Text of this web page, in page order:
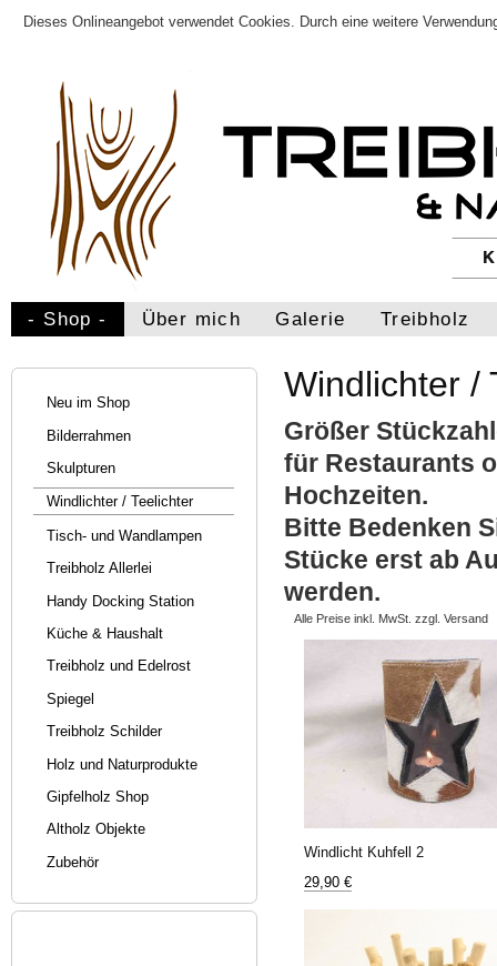
Dieses Onlineangebot verwendet Cookies. Durch eine weitere
- Shop - Über mich Galerie Treibholz
Neu im Shop
Bilderrahmen
Skulpturen
Windlichter / Teelichter
Tisch- und Wandlampen
Treibholz Allerlei
Handy Docking Station
Küche & Haushalt
Treibholz und Edelrost
Spiegel
Treibholz Schilder
Holz und Naturprodukte
Gipfelholz Shop
Altholz Objekte
Zubehör
Windlichter /
Größer
für Restaurants
Hochzeiten.
Bitte Bedenken
Stücke erst ab
werden.
Alle Preise inkl. MwSt. zzgl. Versand
Windlicht Kuhfell 2
29,90 €